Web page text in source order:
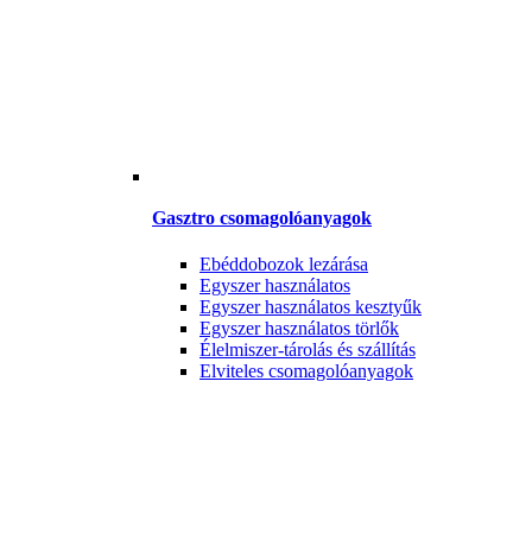
Gasztro csomagolóanyagok
Ebéddobozok lezárása
Egyszer használatos
Egyszer használatos kesztyűk
Egyszer használatos törlők
Élelmiszer-tárolás és szállítás
Elviteles csomagolóanyagok